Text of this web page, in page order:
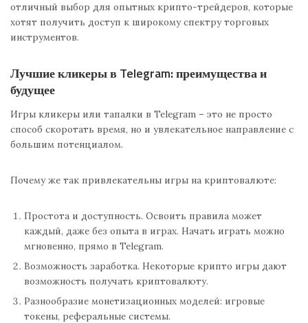
отличный выбор для опытных крипто-трейдеров, которые
хотят получить доступ к широкому спектру торговых
инструментов.
Лучшие кликеры в Telegram: преимущества и
будущее
Игры кликеры или тапалки в Telegram – это не просто
способ скоротать время, но и увлекательное направление с
большим потенциалом.
Почему же так привлекательны игры на криптовалюте:
Простота и доступность. Освоить правила может
каждый, даже без опыта в играх. Начать играть можно
мгновенно, прямо в Telegram.
Возможность заработка. Некоторые крипто игры дают
возможность получать криптовалюту.
Разнообразие монетизационных моделей: игровые
токены, реферальные системы.